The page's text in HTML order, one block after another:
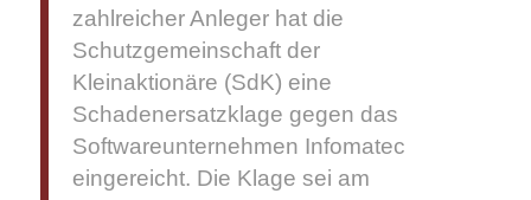
zahlreicher Anleger hat die
Schutzgemeinschaft der
Kleinaktionäre (SdK) eine
Schadenersatzklage gegen das
Softwareunternehmen Infomatec
eingereicht. Die Klage sei am